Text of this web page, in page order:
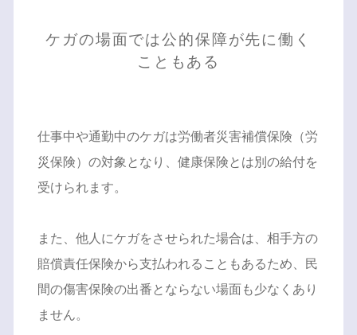
ケガの場面では公的保障が先に働く
こともある
仕事中や通勤中のケガは労働者災害補償保険（労
災保険）の対象となり、健康保険とは別の給付を
受けられます。
また、他人にケガをさせられた場合は、相手方の
賠償責任保険から支払われることもあるため、民
間の傷害保険の出番とならない場面も少なくあり
ません。